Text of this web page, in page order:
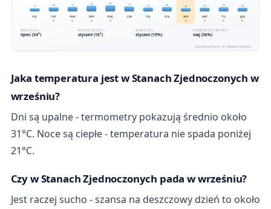
Jaka temperatura jest w Stanach Zjednoczonych w
wrześniu?
Dni są upalne - termometry pokazują średnio około
31°C. Noce są ciepłe - temperatura nie spada poniżej
21°C.
Czy w Stanach Zjednoczonych pada w wrześniu?
Jest raczej sucho - szansa na deszczowy dzień to około